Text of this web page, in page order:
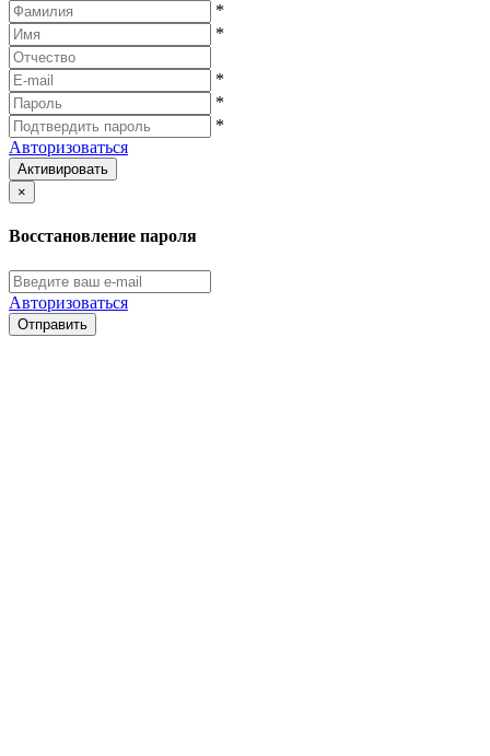
*
*
*
*
*
Авторизоваться
Активировать
×
Восстановление пароля
Авторизоваться
Отправить